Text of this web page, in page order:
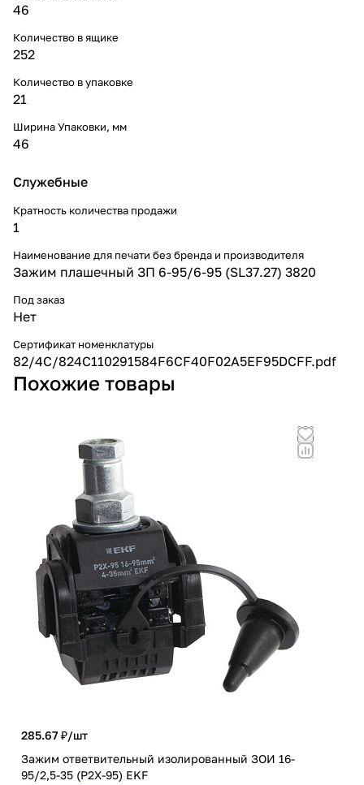
46
Количество в ящике
252
Количество в упаковке
21
Ширина Упаковки, мм
46
Служебные
Кратность количества продажи
1
Наименование для печати без бренда и производителя
Зажим плашечный ЗП 6-95/6-95 (SL37.27) 3820
Под заказ
Нет
Сертификат номенклатуры
82/4C/824C110291584F6CF40F02A5EF95DCFF.pdf
Похожие товары
285.67 ₽/шт
Зажим ответвительный изолированный ЗОИ 16-
95/2,5-35 (Р2Х-95) EKF